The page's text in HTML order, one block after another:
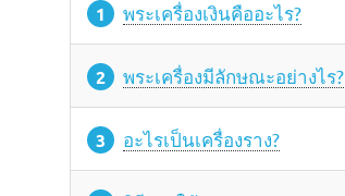
พระเครื่องเงินคืออะไร?
พระเครื่องมีลักษณะอย่างไร?
อะไรเป็นเครื่องราง?